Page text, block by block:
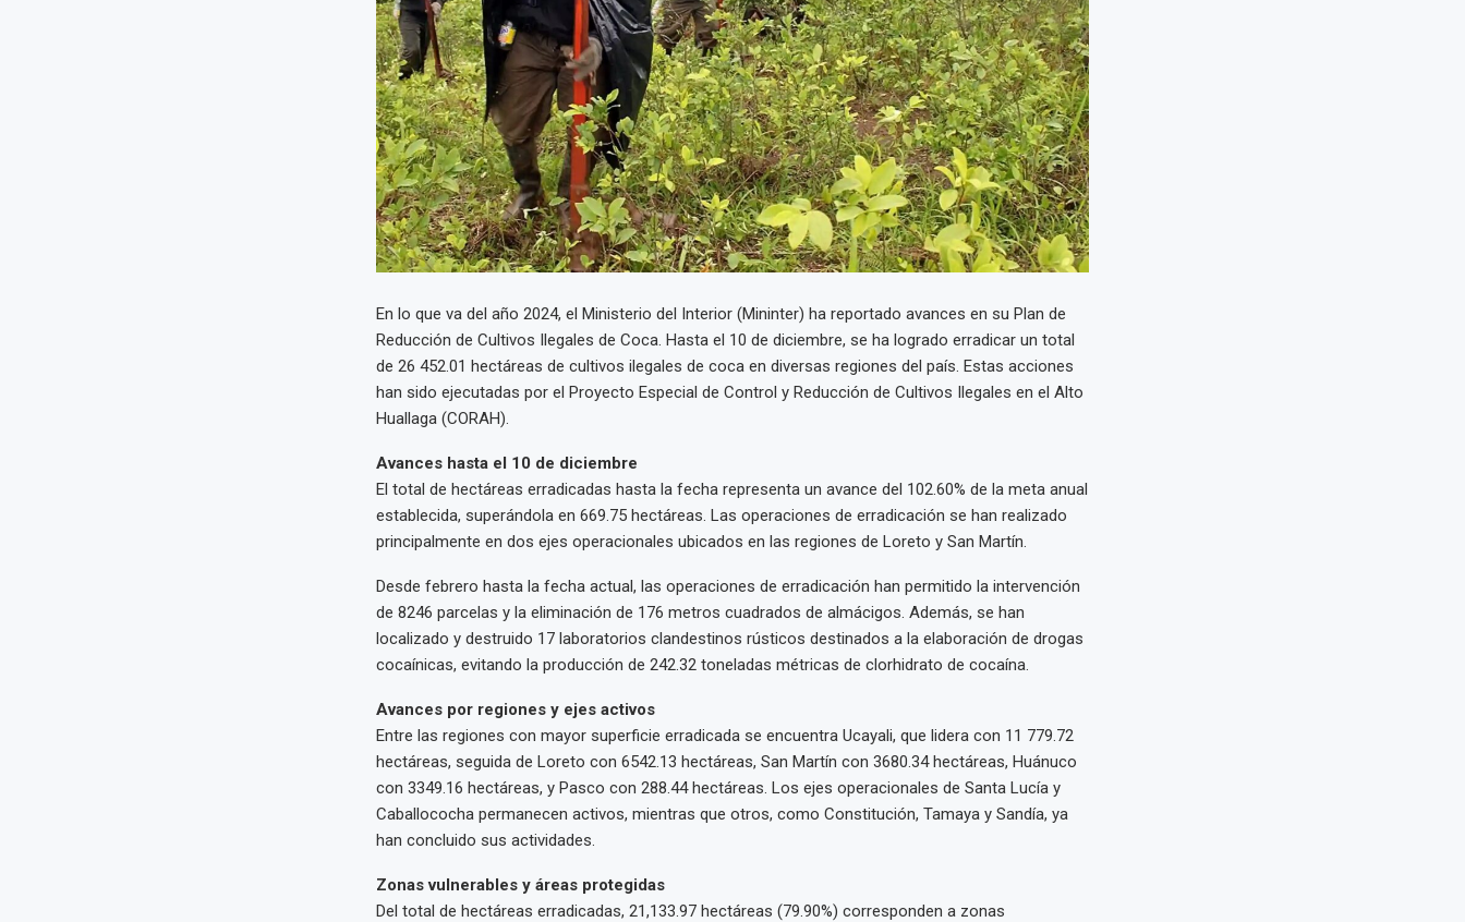
En lo que va del año 2024, el Ministerio del Interior (Mininter) ha reportado avances en su Plan de
Reducción de Cultivos Ilegales de Coca. Hasta el 10 de diciembre, se ha logrado erradicar un total
de 26 452.01 hectáreas de cultivos ilegales de coca en diversas regiones del país. Estas acciones
han sido ejecutadas por el Proyecto Especial de Control y Reducción de Cultivos Ilegales en el Alto
Huallaga (CORAH).
Avances hasta el 10 de diciembre
El total de hectáreas erradicadas hasta la fecha representa un avance del 102.60% de la meta anual
establecida, superándola en 669.75 hectáreas. Las operaciones de erradicación se han realizado
principalmente en dos ejes operacionales ubicados en las regiones de Loreto y San Martín.
Desde febrero hasta la fecha actual, las operaciones de erradicación han permitido la intervención
de 8246 parcelas y la eliminación de 176 metros cuadrados de almácigos. Además, se han
localizado y destruido 17 laboratorios clandestinos rústicos destinados a la elaboración de drogas
cocaínicas, evitando la producción de 242.32 toneladas métricas de clorhidrato de cocaína.
Avances por regiones y ejes activos
Entre las regiones con mayor superficie erradicada se encuentra Ucayali, que lidera con 11 779.72
hectáreas, seguida de Loreto con 6542.13 hectáreas, San Martín con 3680.34 hectáreas, Huánuco
con 3349.16 hectáreas, y Pasco con 288.44 hectáreas. Los ejes operacionales de Santa Lucía y
Caballococha permanecen activos, mientras que otros, como Constitución, Tamaya y Sandía, ya
han concluido sus actividades.
Zonas vulnerables y áreas protegidas
Del total de hectáreas erradicadas, 21,133.97 hectáreas (79.90%) corresponden a zonas